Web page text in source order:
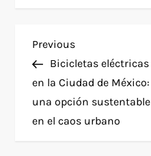
N
a
v
Previous
Post
Previous
Bicicletas eléctricas
en la Ciudad de México:
una opción sustentable
en el caos urbano